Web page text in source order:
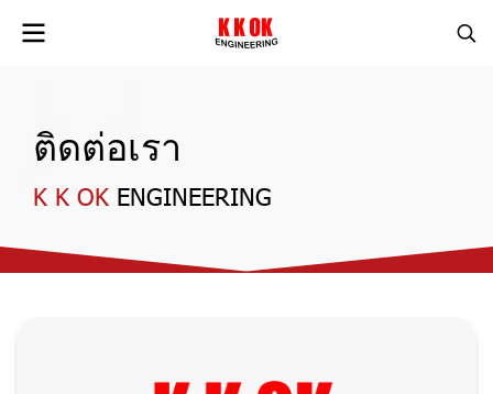
ติดต่อเรา
K K OK ENGINEERING